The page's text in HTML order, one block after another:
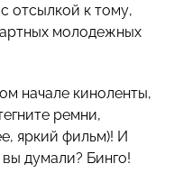
отсылкой к тому,
молодежных
начале киноленты,
ремни,
яркий фильм)! И
думали? Бинго!